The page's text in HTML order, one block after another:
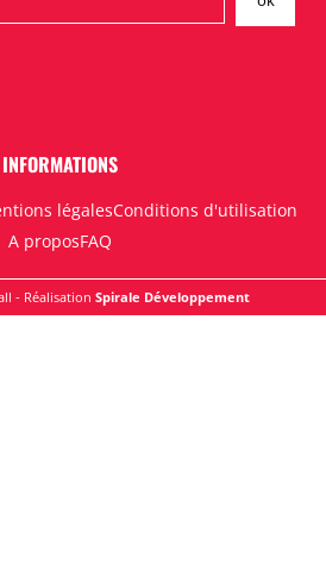
INFORMATIONS
légalesConditions d'utilisation
A proposFAQ
- Réalisation Spirale Développement